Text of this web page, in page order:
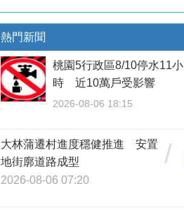
熱門新聞
桃園5行政區8/10停水11小
時 近10萬戶受影響
2026-08-06 18:15
大林蒲遷村進度穩健推進 安置
地街廓道路成型
2026-08-06 07:20
/